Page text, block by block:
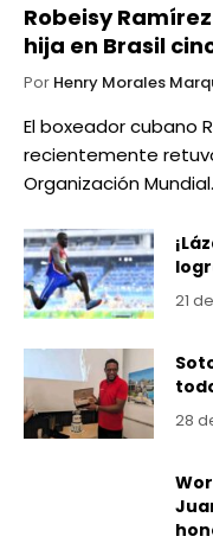
Robeisy
hija en Brasil
Por Henry Morales
El boxeador cubano
recientemente
Organización
21
28